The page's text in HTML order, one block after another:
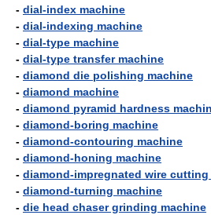
- dial-index machine
- dial-indexing machine
- dial-type machine
- dial-type transfer machine
- diamond die polishing machine
- diamond machine
- diamond pyramid hardness
- diamond-boring machine
- diamond-contouring machine
- diamond-honing machine
- diamond-impregnated wire cutting
- diamond-turning machine
- die head chaser grinding machine